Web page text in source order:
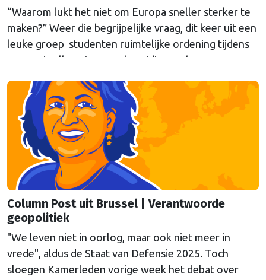
“Waarom lukt het niet om Europa sneller sterker te
maken?” Weer die begrijpelijke vraag, dit keer uit een
leuke groep studenten ruimtelijke ordening tijdens
een gastcollege ter voorbereiding op hun
van onze columnist Mendeltje van Keulen (cartoon)
aan de hand van twee stapeltjes “Brusselse post” van
deze week.
Column Post uit Brussel | Verantwoorde
geopolitiek
"We leven niet in oorlog, maar ook niet meer in
vrede", aldus de Staat van Defensie 2025. Toch
sloegen Kamerleden vorige week het debat over